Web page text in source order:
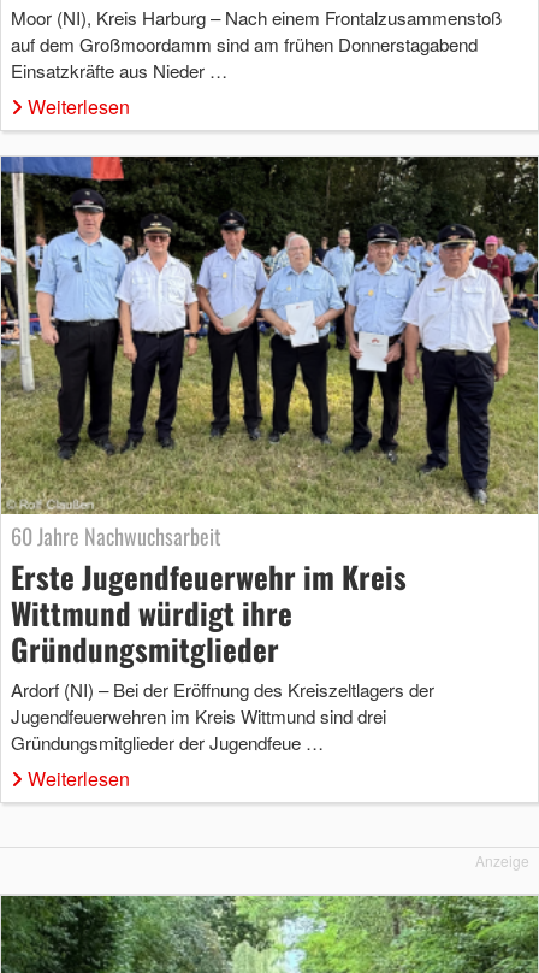
Moor (NI), Kreis Harburg – Nach einem Frontalzusammenstoß
auf dem Großmoordamm sind am frühen Donnerstagabend
Einsatzkräfte aus Nieder …
Weiterlesen
60 Jahre Nachwuchsarbeit
Erste Jugendfeuerwehr im Kreis
Wittmund würdigt ihre
Gründungsmitglieder
Ardorf (NI) – Bei der Eröffnung des Kreiszeltlagers der
Jugendfeuerwehren im Kreis Wittmund sind drei
Gründungsmitglieder der Jugendfeue …
Weiterlesen
Anzeige